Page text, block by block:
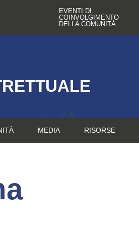
EVENTI DI
COINVOLGIMENTO
DELLA COMUNITÀ
MEDIA RISORSE